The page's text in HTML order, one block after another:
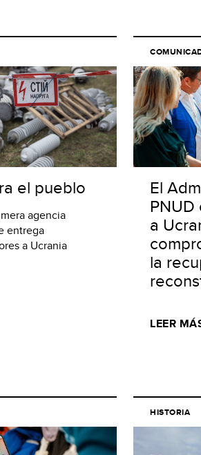
el pueblo
agencia
entrega
a Ucrania
El
PNUD
a
la
LEER
HISTORIA